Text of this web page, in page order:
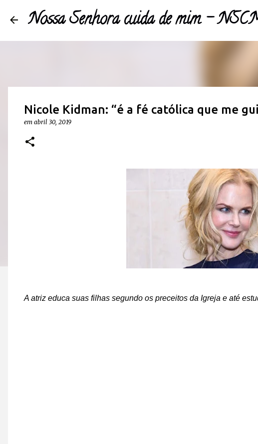
Nossa Senhora cuida de mim -
Nicole Kidman: “é a fé católica que me
em abril 30, 2019
A atriz educa suas filhas segundo os preceitos da Igreja e até